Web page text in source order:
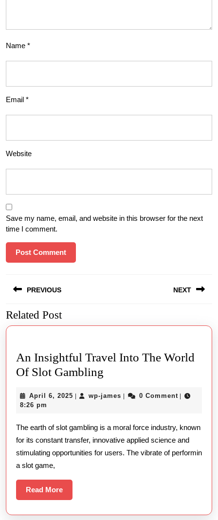
Name *
Email *
Website
Save my name, email, and website in this browser for the next
time I comment.
navigation
PREVIOUS
Previous
post:
NEXT
post:
Related Post
An Insightful Travel Into The World
Of Slot Gambling
Travel
The
World
Of
April 6, 2025 April
| wp-james wp-
| 0 Comment |
8:26 pm
The earth of slot gambling is a moral force industry, known
for its constant transfer, innovative applied science and
stimulating opportunities for users. The vibrate of performin
a slot game,
Read MoreRead
More